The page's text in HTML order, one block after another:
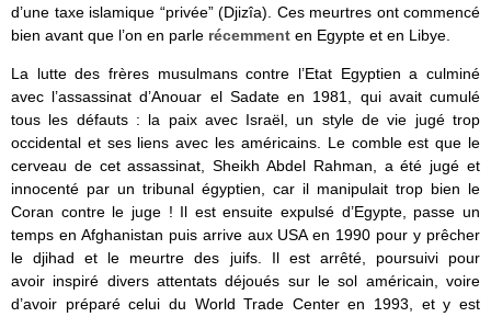
d’une taxe islamique “privée” (Djizîa). Ces meurtres ont commencé
bien avant que l’on en parle récemment en Egypte et en Libye.
La lutte des frères musulmans contre l’Etat Egyptien a culminé
avec l’assassinat d’Anouar el Sadate en 1981, qui avait cumulé
tous les défauts : la paix avec Israël, un style de vie jugé trop
occidental et ses liens avec les américains. Le comble est que le
cerveau de cet assassinat, Sheikh Abdel Rahman, a été jugé et
innocenté par un tribunal égyptien, car il manipulait trop bien le
Coran contre le juge ! Il est ensuite expulsé d’Egypte, passe un
temps en Afghanistan puis arrive aux USA en 1990 pour y prêcher
le djihad et le meurtre des juifs. Il est arrêté, poursuivi pour
avoir inspiré divers attentats déjoués sur le sol américain, voire
d’avoir préparé celui du World Trade Center en 1993, et y est